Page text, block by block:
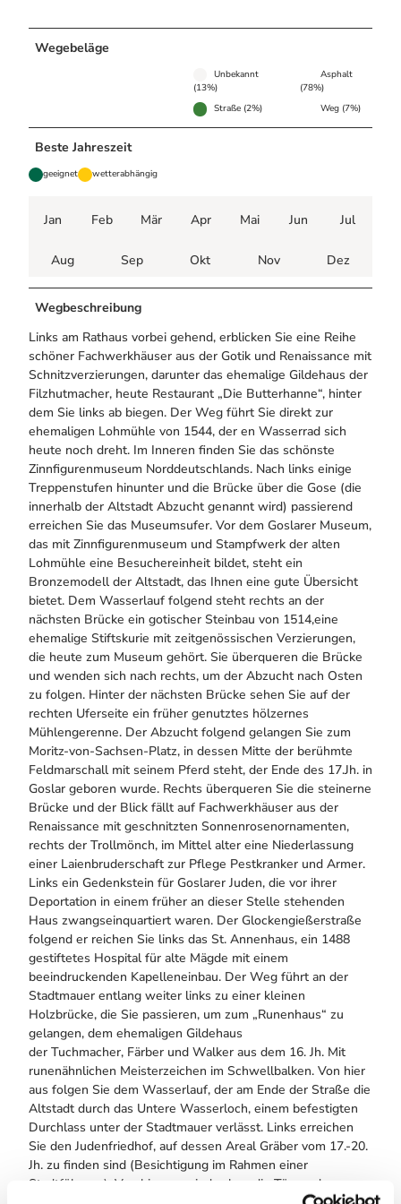
Wegebeläge
Unbekannt
(13%)
Asphalt
(78%)
Straße (2%)
Weg (7%)
Beste Jahreszeit
geeignet wetterabhängig
Jan Feb Mär Apr Mai Jun Jul
Aug Sep Okt Nov Dez
Wegbeschreibung
Links am Rathaus vorbei gehend, erblicken Sie eine Reihe
schöner Fachwerkhäuser aus der Gotik und Renaissance mit
Schnitzverzierungen, darunter das ehemalige Gildehaus der
Filzhutmacher, heute Restaurant „Die Butterhanne“, hinter
dem Sie links ab biegen. Der Weg führt Sie direkt zur
ehemaligen Lohmühle von 1544, der en Wasserrad sich
heute noch dreht. Im Inneren finden Sie das schönste
Zinnfigurenmuseum Norddeutschlands. Nach links einige
Treppenstufen hinunter und die Brücke über die Gose (die
innerhalb der Altstadt Abzucht genannt wird) passierend
erreichen Sie das Museumsufer. Vor dem Goslarer Museum,
das mit Zinnfigurenmuseum und Stampfwerk der alten
Lohmühle eine Besuchereinheit bildet, steht ein
Bronzemodell der Altstadt, das Ihnen eine gute Übersicht
bietet. Dem Wasserlauf folgend steht rechts an der
nächsten Brücke ein gotischer Steinbau von 1514,eine
ehemalige Stiftskurie mit zeitgenössischen Verzierungen,
die heute zum Museum gehört. Sie überqueren die Brücke
und wenden sich nach rechts, um der Abzucht nach Osten
zu folgen. Hinter der nächsten Brücke sehen Sie auf der
rechten Uferseite ein früher genutztes hölzernes
Mühlengerenne. Der Abzucht folgend gelangen Sie zum
Moritz-von-Sachsen-Platz, in dessen Mitte der berühmte
Feldmarschall mit seinem Pferd steht, der Ende des 17.Jh. in
Goslar geboren wurde. Rechts überqueren Sie die steinerne
Brücke und der Blick fällt auf Fachwerkhäuser aus der
Renaissance mit geschnitzten Sonnenrosenornamenten,
rechts der Trollmönch, im Mittel alter eine Niederlassung
einer Laienbruderschaft zur Pflege Pestkranker und Armer.
Links ein Gedenkstein für Goslarer Juden, die vor ihrer
Deportation in einem früher an dieser Stelle stehenden
Haus zwangseinquartiert waren. Der Glockengießerstraße
folgend er reichen Sie links das St. Annenhaus, ein 1488
gestiftetes Hospital für alte Mägde mit einem
beeindruckenden Kapelleneinbau. Der Weg führt an der
Stadtmauer entlang weiter links zu einer kleinen
Holzbrücke, die Sie passieren, um zum „Runenhaus“ zu
gelangen, dem ehemaligen Gildehaus
der Tuchmacher, Färber und Walker aus dem 16. Jh. Mit
runenähnlichen Meisterzeichen im Schwellbalken. Von hier
aus folgen Sie dem Wasserlauf, der am Ende der Straße die
Altstadt durch das Untere Wasserloch, einem befestigten
Durchlass unter der Stadtmauer verlässt. Links erreichen
Sie den Judenfriedhof, auf dessen Areal Gräber vom 17.-20.
Jh. zu finden sind (Besichtigung im Rahmen einer
Stadtführung). Von hier aus sind schon die Türme des